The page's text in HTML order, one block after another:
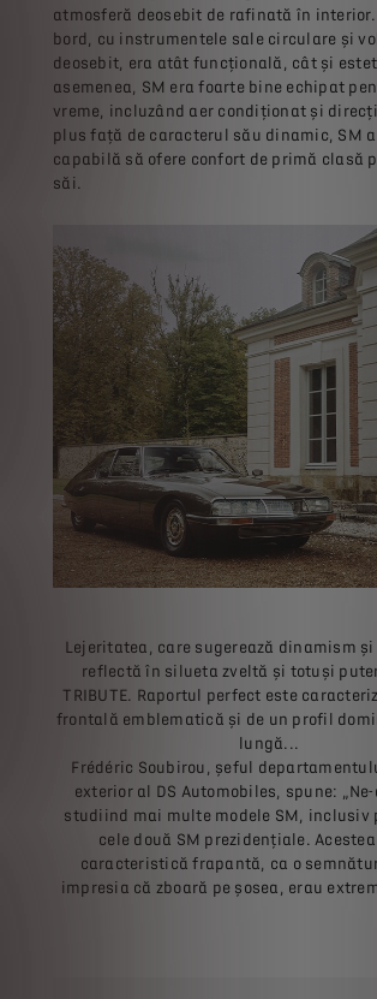
atmosferă deosebit de rafinată în interior.
bord, cu instrumentele sale circulare și
deosebit, era atât funcțională, cât și
asemenea, SM era foarte bine echipat
vreme, incluzând aer condiționat și
plus față de caracterul său dinamic, SM
capabilă să ofere confort de primă clasă
săi.
Lejeritatea, care sugerează dinamism
reflectă în silueta zveltă și totuși
TRIBUTE. Raportul perfect este
frontală emblematică și de un profil
lungă...
Frédéric Soubirou, șeful
exterior al DS Automobiles, spune:
studiind mai multe modele SM, inclusiv
cele două SM prezidențiale.
caracteristică frapantă, ca o
impresia că zboară pe șosea, erau